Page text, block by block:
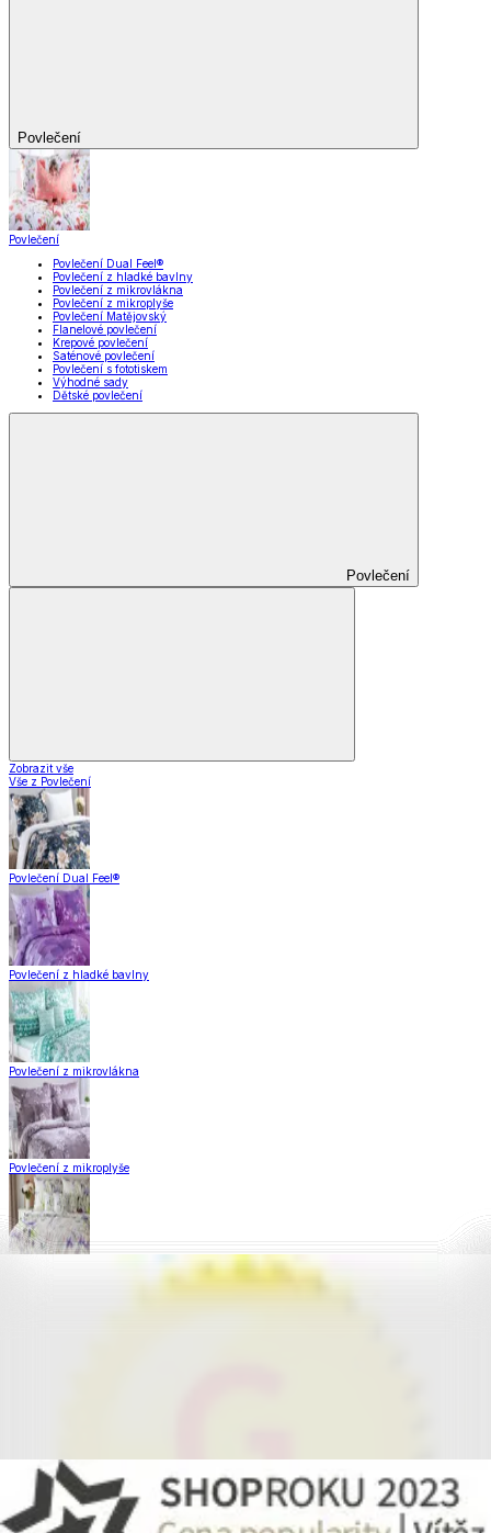
Povlečení
Povlečení
Povlečení Dual Feel®
Povlečení z hladké bavlny
Povlečení z mikrovlákna
Povlečení z mikroplyše
Povlečení Matějovský
Flanelové povlečení
Krepové povlečení
Saténové povlečení
Povlečení s fototiskem
Výhodné sady
Dětské povlečení
Povlečení
Zobrazit vše
Vše z Povlečení
Povlečení Dual Feel®
Povlečení z hladké bavlny
Povlečení z mikrovlákna
Povlečení z mikroplyše
Krepové povlečení